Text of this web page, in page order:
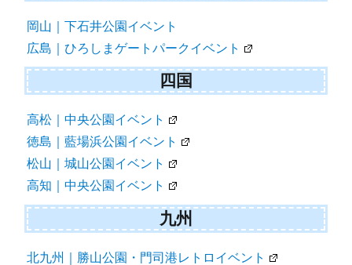
岡山｜下石井公園イベント
広島｜ひろしまゲートパークイベント
四国
高松｜中央公園イベント
徳島｜藍場浜公園イベント
松山｜城山公園イベント
高知｜中央公園イベント
九州
北九州｜勝山公園・門司港レトロイベント